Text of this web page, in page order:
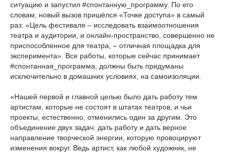
ситуацию и запустил #спонтанную_программу. По его
словам, новый вызов пришёлся «Точке доступа» в самый
раз: «Цель фестиваля – исследовать взаимоотношения
театра и аудитории, и онлайн-пространство, совершенно не
приспособленное для театра, – отличная площадка для
эксперимента». Все работы, которые сейчас принимает
#спонтанная_программа, должны быть придуманы
исключительно в домашних условиях, на самоизоляции.
«Нашей первой и главной целью было дать работу тем
артистам, которые не состоят в штатах театров, и чьи
проекты, естественно, отменились один за другим. Это
объединение двух задач: дать работу и дать верное
направление творческой энергии, которую провоцируют
изменения вокруг. Ведь артист, как любой художник, не